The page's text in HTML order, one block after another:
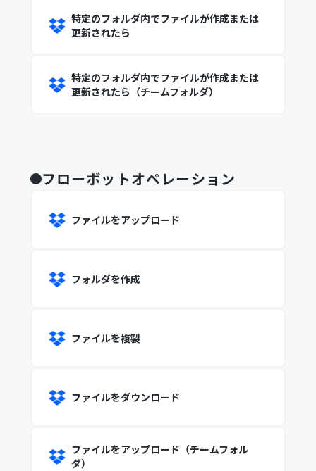
特定のフォルダ内でファイルが作成または
更新されたら
特定のフォルダ内でファイルが作成または
更新されたら（チームフォルダ）
フローボットオペレーション
ファイルをアップロード
フォルダを作成
ファイルを複製
ファイルをダウンロード
ファイルをアップロード（チームフォル
ダ）